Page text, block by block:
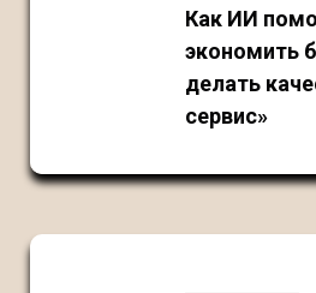
Как ИИ
экономить
делать
сервис»